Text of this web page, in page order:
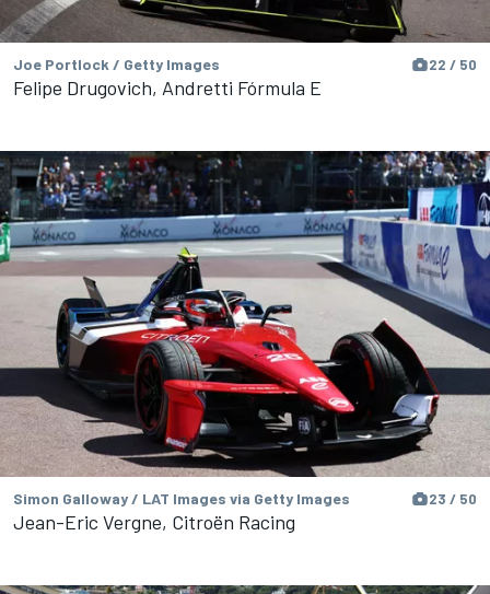
Joe Portlock / Getty Images 22 / 50
Felipe Drugovich, Andretti Fórmula E
Simon Galloway / LAT Images via Getty Images 23 / 50
Jean-Eric Vergne, Citroën Racing